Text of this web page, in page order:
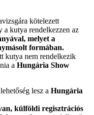
kötelezett
a kutya rendelkezzen az
melyet a
formában.
kutya nem rendelkezik
a Hungária Show
lesz a Hungária
külföldi regisztrációs